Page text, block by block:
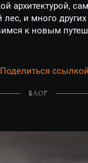
архитектурой,
и много
к новым
Поделиться ссылкой
БЛОГ